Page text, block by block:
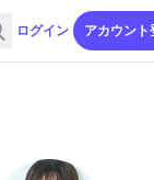
ログイン アカウント